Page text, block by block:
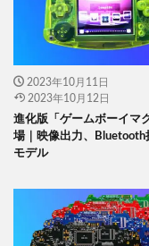
2023年10月11日
2023年10月12日
進化版「ゲームボーイマ
場｜映像出力、Bluetooth
モデル